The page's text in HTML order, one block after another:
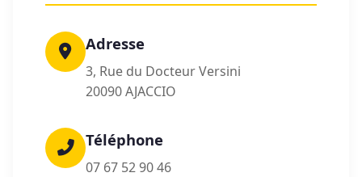
Adresse
3, Rue du Docteur Versini
20090 AJACCIO
Téléphone
07 67 52 90 46